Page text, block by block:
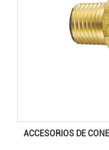
ACCESORIOS DE